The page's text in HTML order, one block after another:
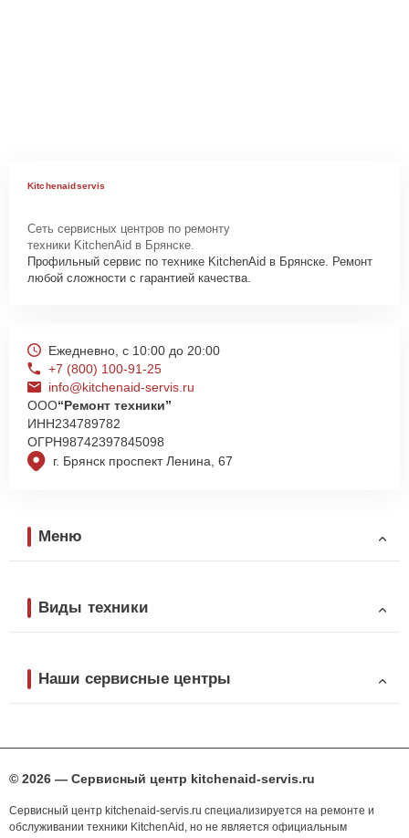
Kitchenaidservis
Сеть сервисных центров по ремонту
техники KitchenAid в Брянске.
Профильный сервис по технике KitchenAid в Брянске. Ремонт
любой сложности с гарантией качества.
г. Брянск проспект Ленина, 67
Ежедневно, с 10:00 до 20:00
+7 (800) 100-91-25
info@kitchenaid-servis.ru
ООО“Ремонт техники”
ИНН234789782
ОГРН98742397845098
Меню
Виды техники
Наши сервисные центры
© 2026 — Сервисный центр kitchenaid-servis.ru
Сервисный центр kitchenaid-servis.ru специализируется на ремонте и
обслуживании техники KitchenAid, но не является официальным